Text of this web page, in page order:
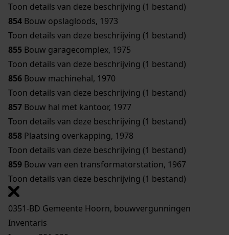
Toon details van deze beschrijving (1 bestand)
854 Bouw opslagloods, 1973
Toon details van deze beschrijving (1 bestand)
855 Bouw garagecomplex, 1975
Toon details van deze beschrijving (1 bestand)
856 Bouw machinehal, 1970
Toon details van deze beschrijving (1 bestand)
857 Bouw hal met kantoor, 1977
Toon details van deze beschrijving (1 bestand)
858 Plaatsing overkapping, 1978
Toon details van deze beschrijving (1 bestand)
859 Bouw van een transformatorstation, 1967
Toon details van deze beschrijving (1 bestand)
0351-BD Gemeente Hoorn, bouwvergunningen
Inventaris